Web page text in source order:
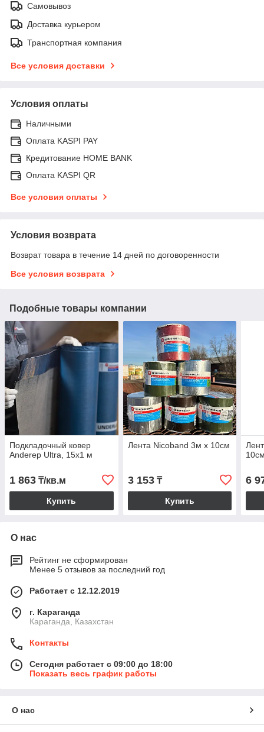
Самовывоз
Доставка курьером
Транспортная компания
Все условия доставки
Условия оплаты
Наличными
Оплата KASPI PAY
Кредитование HOME BANK
Оплата KASPI QR
Все условия оплаты
Условия возврата
Возврат товара в течение 14 дней по договоренности
Все условия возврата
Подобные товары компании
Подкладочный ковер
Anderep Ultra, 15х1 м
1 863 ₸/кв.м
Купить
Лента Nicoband 3м х 10см
3 153₸
Купить
6
О нас
Рейтинг не сформирован
Менее 5 отзывов за последний год
Работает с 12.12.2019
г. Караганда
Караганда, Казахстан
Контакты
Сегодня работает с 09:00 до 18:00
Показать весь график работы
О нас